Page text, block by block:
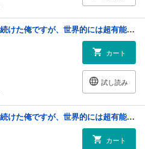
家で無能と言われ続けた俺ですが、世界的には超有能だったようです 2巻
カート
試し読み
家で無能と言われ続けた俺ですが、世界的には超有能だったようです 3巻
カート